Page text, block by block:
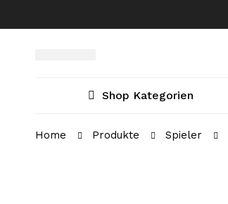
Shop Kategorien
Home Produkte Spieler